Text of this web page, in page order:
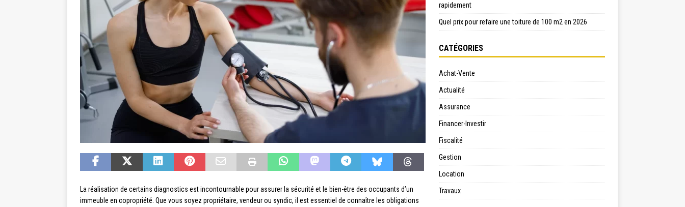
La réalisation de certains diagnostics est incontournable pour assurer la sécurité et le bien-être des occupants d’un
immeuble en copropriété. Que vous soyez propriétaire, vendeur ou syndic, il est essentiel de connaître les obligations
rapidement
Quel prix pour refaire une toiture de 100 m2 en 2026
CATÉGORIES
Achat-Vente
Actualité
Assurance
Financer-Investir
Fiscalité
Gestion
Location
Travaux